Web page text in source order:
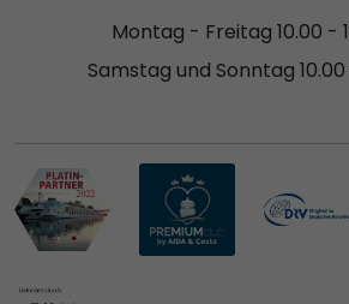
Montag - Freitag 10.00 -
Samstag und Sonntag